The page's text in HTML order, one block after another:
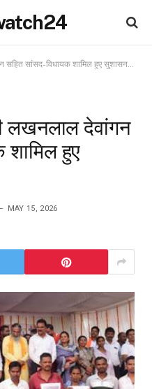
सांसद-विधायक शामिल हुए सुशासन तिहार में
लखनलाल देवांगन
शामिल हुए
MAY 15, 2026